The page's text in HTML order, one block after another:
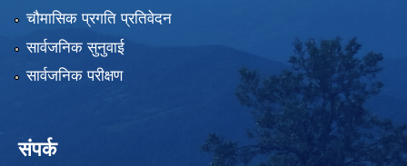
चौमासिक प्रगति प्रतिवेदन
सार्वजनिक सुनुवाई
सार्वजनिक परीक्षण
संपर्क